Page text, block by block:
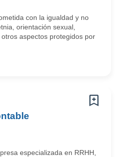
con la igualdad y no
orientación sexual,
aspectos protegidos por
especializada en RRHH,